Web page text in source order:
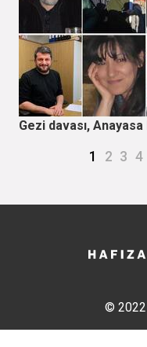
Gezi davası, Anayasa
Şu an
1 Page
2 Page
3 4
© 2022